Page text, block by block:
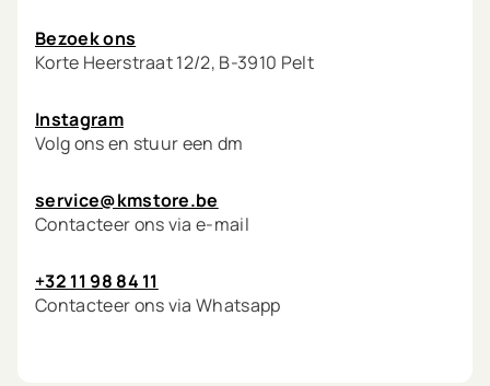
Bezoek ons
Korte Heerstraat 12/2, B-3910 Pelt
Instagram
Volg ons en stuur een dm
service@kmstore.be
Contacteer ons via e-mail
+32 11 98 84 11
Contacteer ons via Whatsapp